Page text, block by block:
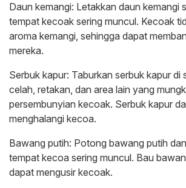
Daun kemangi: Letakkan daun kemangi
tempat kecoak sering muncul. Kecoak
aroma kemangi, sehingga dapat
mereka.
Serbuk kapur: Taburkan serbuk kapur di
celah, retakan, dan area lain yang
persembunyian kecoak. Serbuk kapur
menghalangi kecoa.
Bawang putih: Potong bawang putih
tempat kecoa sering muncul. Bau
dapat mengusir kecoak.